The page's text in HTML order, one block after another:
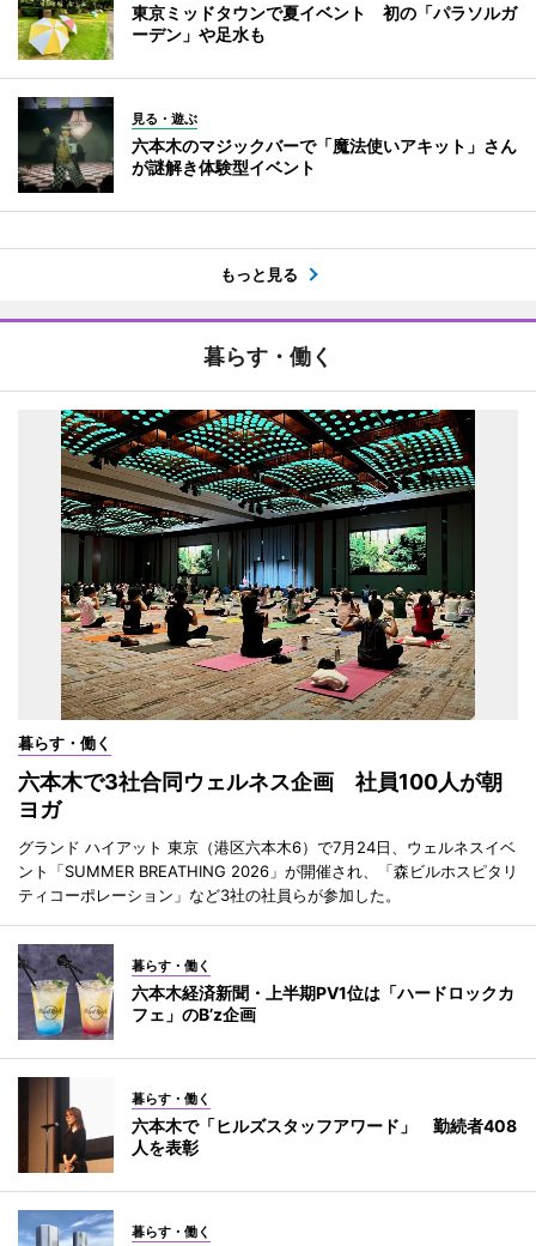
東京ミッドタウンで夏イベント 初の「パラソルガ
ーデン」や足水も
見る・遊ぶ
六本木のマジックバーで「魔法使いアキット」さん
が謎解き体験型イベント
もっと見る
暮らす・働く
暮らす・働く
六本木で3社合同ウェルネス企画 社員100人が朝
ヨガ
グランド ハイアット 東京（港区六本木6）で7月24日、ウェルネスイベ
ント「SUMMER BREATHING 2026」が開催され、「森ビルホスピタリ
ティコーポレーション」など3社の社員らが参加した。
暮らす・働く
六本木経済新聞・上半期PV1位は「ハードロックカ
フェ」のB’z企画
暮らす・働く
六本木で「ヒルズスタッフアワード」 勤続者408
人を表彰
暮らす・働く